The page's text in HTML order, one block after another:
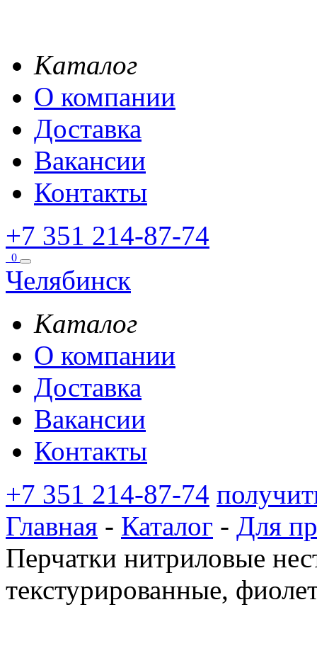
Каталог
О компании
Доставка
Вакансии
Контакты
+7 351 214-87-74
0
Челябинск
Каталог
О компании
Доставка
Вакансии
Контакты
+7 351 214-87-74
Главная - Каталог - Для
Перчатки нитриловые
текстурированные,